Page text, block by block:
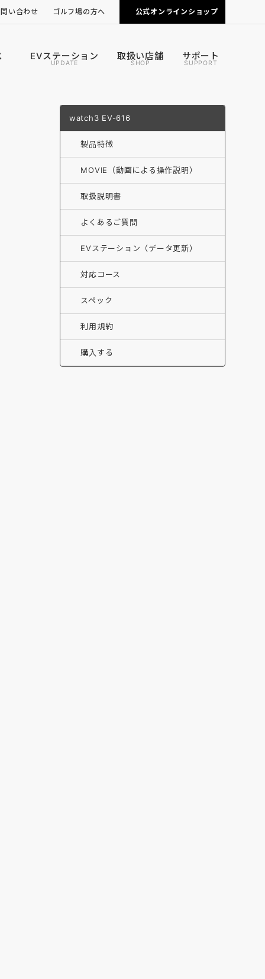
い合わせ ゴルフ場の方へ
カートナビの導入について
公式オンラインショップ
EVステーション
UPDATE
取扱い店舗
SHOP
サポート
SUPPORT
watch3 EV-616
製品特徴
MOVIE（動画による操作説明）
取扱説明書
よくあるご質問
EVステーション（データ更新）
対応コース
スペック
利用規約
購入する